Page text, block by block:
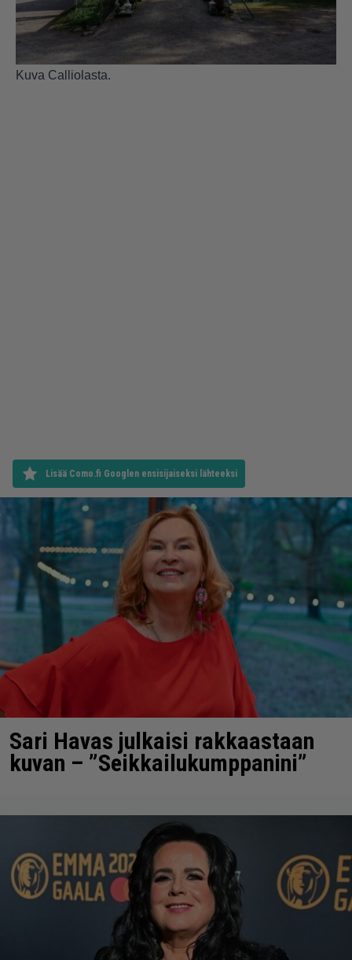
Kuva Calliolasta.
Lisää Como.fi Googlen ensisijaiseksi lähteeksi
Sari Havas julkaisi rakkaastaan
kuvan – ”Seikkailukumppanini”